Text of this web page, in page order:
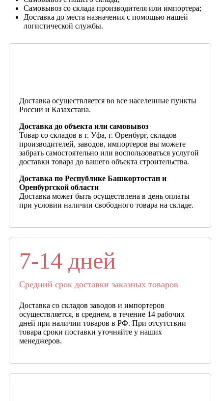
Самовывоз со склада производителя или импортера;
Доставка до места назначения с помощью нашей
логистической службы.
Доставка осуществляется во все населенные пункты
России и Казахстана.
Доставка до объекта или самовывоз
Товар со складов в г. Уфа, г. Оренбург, складов
производителей, заводов, импортеров вы можете
забрать самостоятельно или воспользоваться услугой
доставки товара до вашего объекта строительства.
Доставка по Республике Башкортостан и
Оренбургской области
Доставка может быть осуществлена в день оплаты
при условии наличии свободного товара на складе.
7-14 дней
Средний срок доставки заказных товаров
Доставка со складов заводов и импортеров
осуществляется, в среднем, в течение 14 рабочих
дней при наличии товаров в РФ. При отсутствии
товара сроки поставки уточняйте у наших
менеджеров.